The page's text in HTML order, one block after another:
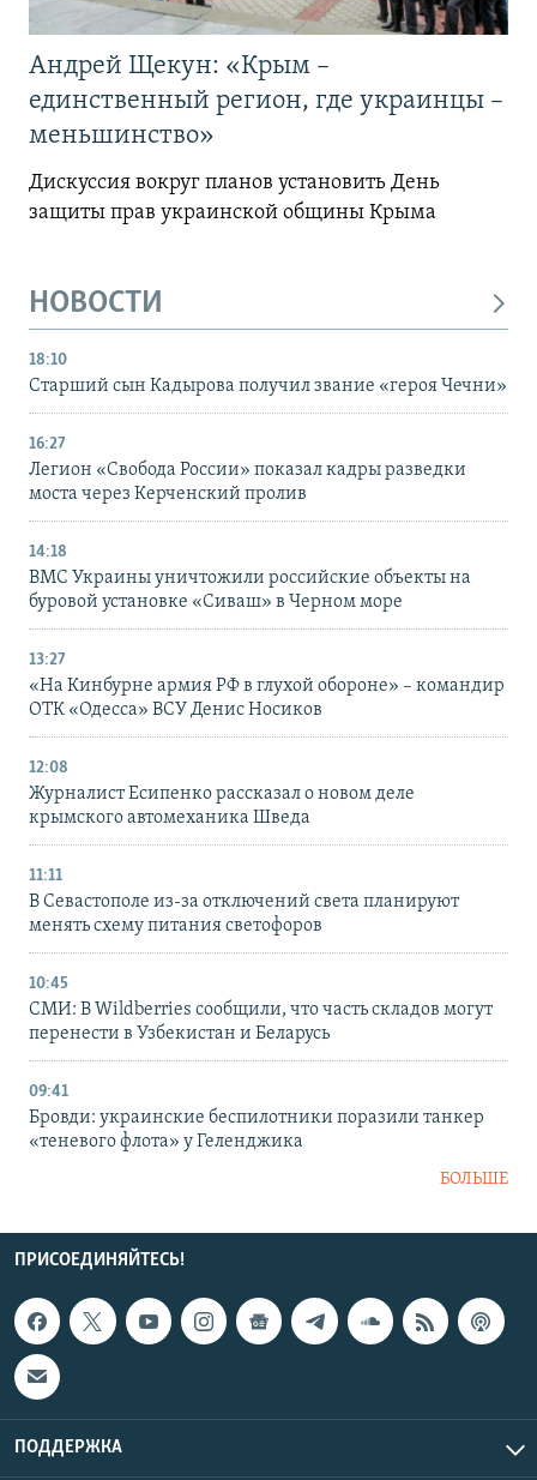
Андрей Щекун: «Крым –
единственный регион, где украинцы –
меньшинство»
Дискуссия вокруг планов установить День
защиты прав украинской общины Крыма
НОВОСТИ
18:10
Старший сын Кадырова получил звание «героя Чечни»
16:27
Легион «Свобода России» показал кадры разведки
моста через Керченский пролив
14:18
ВМС Украины уничтожили российские объекты на
буровой установке «Сиваш» в Черном море
13:27
«На Кинбурне армия РФ в глухой обороне» – командир
ОТК «Одесса» ВСУ Денис Носиков
12:08
Журналист Есипенко рассказал о новом деле
крымского автомеханика Шведа
11:11
В Севастополе из-за отключений света планируют
менять схему питания светофоров
10:45
СМИ: В Wildberries сообщили, что часть складов могут
перенести в Узбекистан и Беларусь
09:41
Бровди: украинские беспилотники поразили танкер
«теневого флота» у Геленджика
БОЛЬШЕ
ПРИСОЕДИНЯЙТЕСЬ!
ПОДДЕРЖКА